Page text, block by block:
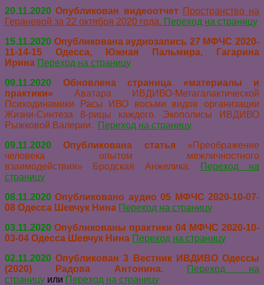
20.11.2020 Опубликован видеоотчет Пространство на
Гераневой за 22 октября 2020 года. Переход на страницу
15.11.2020 Опубликована аудиозапись 27 МФЧС 2020-
11-14-15 Одесса, Южная Пальмира, Гагарина
Ирина Переход на страницу
09.11.2020 Обновлена страница «материалы и
практики» Аватара
ИВДИВО-Метагалактической
Психодинамики Расы ИВО восьми видов организации
Жизни-Синтеза 8-рицы каждого. Экополисы ИВДИВО
Рыжковой Валерии.
Переход на страницу
09.11.2020
Опубликована статья«Преображение
человека опытом межличностного
взаимодействия»
Бродская Анжелика.
Переход на
страницу
08.11.2020 Опубликовано аудио 05 МФЧС 2020-10-07-
08 Одесса Шевчук Нина Переход на страницу
03.11.2020 Опубликованы практики 04 МФЧС 2020-10-
03-04 Одесса Шевчук Нина Переход на страницу
02.11.2020 Опубликован3 Вестник ИВДИВО Одессы
(2020) Радова Антонина.
Переход на
страницу или Переход на страницу